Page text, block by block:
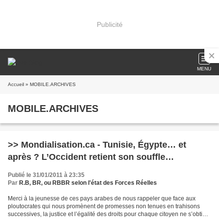
Publicité
MENU
Accueil » MOBILE.ARCHIVES
MOBILE.ARCHIVES
>> Mondialisation.ca - Tunisie, Égypte… et
Publié le 31/01/2011 à 23:35
Par R.B, BR, ou RBBR selon l'état des Forces Réelles
Merci à la jeunesse de ces pays arabes de nous rappeler que face aux
ploutocrates qui nous promènent de promesses non tenues en trahisons
successives, la justice et l’égalité des droits pour chaque citoyen ne s’obtient